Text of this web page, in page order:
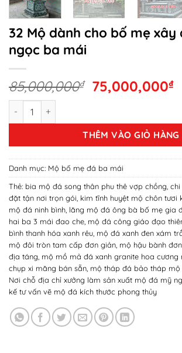
32 Mộ dành cho bố mẹ xây
ngọc ba mái
85,000,000₫
Giá
gốc
85,000,000₫.
75,000,000₫
32 Mộ dành cho bố mẹ xây đá xanh ngọc
THÊM VÀO GIỎ HÀNG
Danh mục: Mộ bố mẹ đá ba mái
Thẻ: bia mộ đá song thân phu thê vợp chồng
đặt tận nơi trọn gói kim tĩnh huyệt mộ chôn tươi
mộ đá ninh bình lăng mộ đá ông bà bố mẹ gia
hai ba 3 mái đao che mộ đá công giáo đạo
bình thanh hóa xanh rêu mộ đá xanh đen xám
mộ đôi tròn tam cấp đơn giản mộ hậu bành
địa táng mộ mồ mả đá xanh granite hoa cương
chụp xi măng bán sẵn mộ tháp đá bảo tháp
Nơi chỗ địa chỉ xưởng làm sản xuất mộ đá mỹ
kế tư vấn vẽ mộ đá kích thước phong thủy